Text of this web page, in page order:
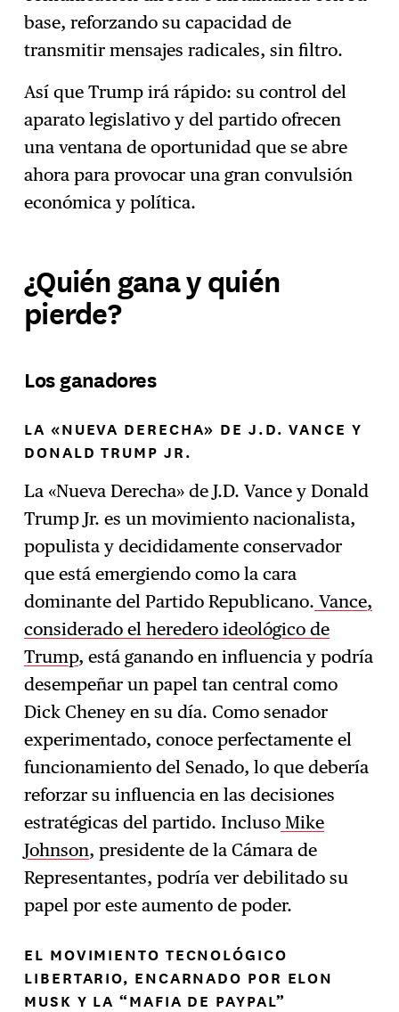
base, reforzando su capacidad de
transmitir mensajes radicales, sin filtro.
Así que Trump irá rápido: su control del
aparato legislativo y del partido ofrecen
una ventana de oportunidad que se abre
ahora para provocar una gran convulsión
económica y política.
¿Quién gana y quién
pierde?
Los ganadores
LA «NUEVA DERECHA» DE J.D. VANCE Y
DONALD TRUMP JR.
La «Nueva Derecha» de J.D. Vance y Donald
Trump Jr. es un movimiento nacionalista,
populista y decididamente conservador
que está emergiendo como la cara
dominante del Partido Republicano. Vance,
considerado el heredero ideológico de
Trump, está ganando en influencia y podría
desempeñar un papel tan central como
Dick Cheney en su día. Como senador
experimentado, conoce perfectamente el
funcionamiento del Senado, lo que debería
reforzar su influencia en las decisiones
estratégicas del partido. Incluso Mike
Johnson, presidente de la Cámara de
Representantes, podría ver debilitado su
papel por este aumento de poder.
EL MOVIMIENTO TECNOLÓGICO
LIBERTARIO, ENCARNADO POR ELON
MUSK Y LA “MAFIA DE PAYPAL”